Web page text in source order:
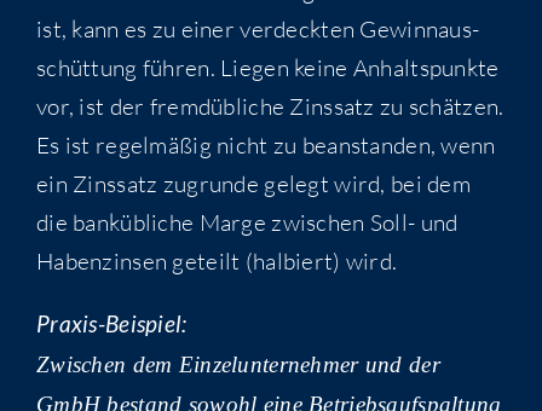
ist, kann es zu einer ver­deck­ten Gewinn­aus­
schüt­tung füh­ren. Lie­gen kei­ne Anhalts­punk­te
vor, ist der fremd­üb­li­che Zins­satz zu schät­zen.
Es ist regel­mä­ßig nicht zu bean­stan­den, wenn
ein Zins­satz zugrun­de gelegt wird, bei dem
die bank­üb­li­che Mar­ge zwi­schen Soll- und
Haben­zin­sen geteilt (hal­biert) wird.
Pra­xis-Bei­spiel:
Zwi­schen dem Ein­zel­un­ter­neh­mer und der
GmbH bestand sowohl eine Betriebs­auf­spal­tung